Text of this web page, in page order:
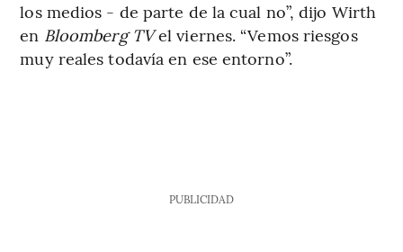
los medios - de parte de la cual no”, dijo Wirth
en Bloomberg TVel viernes. “Vemos riesgos
muy reales todavía en ese entorno”.
PUBLICIDAD